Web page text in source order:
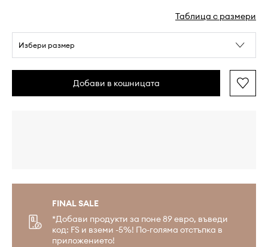
Таблица с размери
Избери размер
Добави в кошницата
FINAL SALE
*Добави продукти за поне 89 евро, въведи
код: FS и вземи -5%! По-голяма отстъпка в
приложението!